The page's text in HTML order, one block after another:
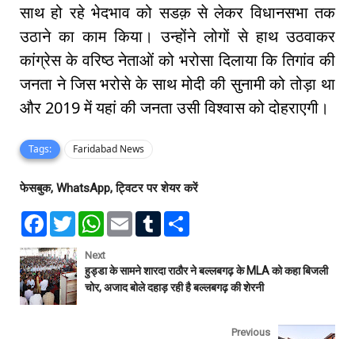
साथ हो रहे भेदभाव को सडक़ से लेकर विधानसभा तक
उठाने का काम किया। उन्होंने लोगों से हाथ उठवाकर
कांग्रेस के वरिष्ठ नेताओं को भरोसा दिलाया कि तिगांव की
जनता ने जिस भरोसे के साथ मोदी की सुनामी को तोड़ा था
और 2019 में यहां की जनता उसी विश्वास को दोहराएगी।
Tags: Faridabad News
फेसबुक, WhatsApp, ट्विटर पर शेयर करें
F
e
b
o
o
k
T
w
t
t
e
r
W
t
s
A
p
E
l
T
l
r
e
Next
हुड्डा के सामने शारदा राठौर ने बल्लबगढ़ के MLA को कहा बिजली
चोर, अजाद बोले दहाड़ रही है बल्लबगढ़ की शेरनी
Previous